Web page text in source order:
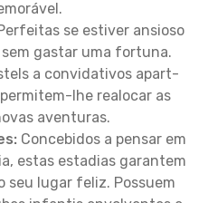
se estiver ansioso
gastar uma fortuna.
a convidativos apart-
lhe realocar as
aventuras.
Concebidos a pensar em
estas estadias garantem
seu lugar feliz. Possuem